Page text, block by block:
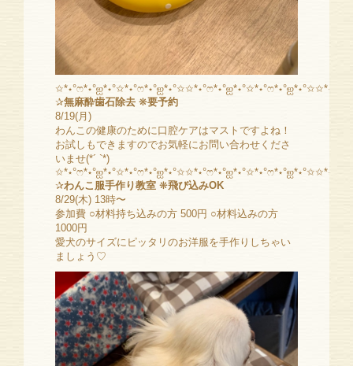
✰無麻酔歯石除去❋要予約
8/19(月)
わんこの健康のために口腔ケアはマストですよね！
お試しもできますのでお気軽にお問い合わせくださ
いませ(*´ `*)
✰わんこ服手作り教室❋飛び込みOK
8/29(木) 13時〜
参加費 ○材料持ち込みの方 500円 ○材料込みの方
1000円
愛犬のサイズにピッタリのお洋服を手作りしちゃい
ましょう♡